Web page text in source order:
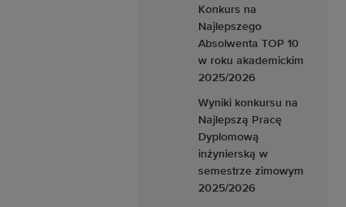
Konkurs na
Najlepszego
Absolwenta TOP 10
w roku akademickim
2025/2026
Wyniki konkursu na
Najlepszą Pracę
Dyplomową
inżynierską w
semestrze zimowym
2025/2026